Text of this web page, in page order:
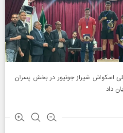
اسکواش شیراز جونیور در بخش پسران
داد.